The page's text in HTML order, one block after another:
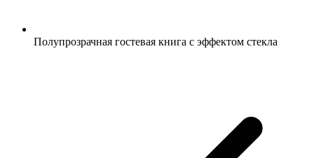
Полупрозрачная гостевая книга с эффектом стекла